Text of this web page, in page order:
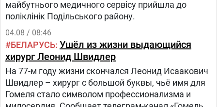
это наш безусловный приоритет, — подчеркнул
Валерий Лимаренко.В новом корпусе пациенты
смогут получить комплексную медицинскую
помощь.
майбутнього медичного сервісу прийшла до
поліклінік Подільського району.
04.08 / 08:46
БЕЛАРУСЬ Ушёл из жизни выдающийся
хирург Леонид Швидлер
На 77-м году жизни скончался Леонид Исаакович
Швидлер – хирург с большой буквы, чьё имя для
Гомеля стало символом профессионализма и